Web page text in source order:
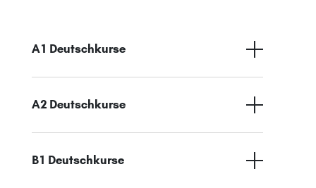
A1 Deutschkurse
A2 Deutschkurse
B1 Deutschkurse